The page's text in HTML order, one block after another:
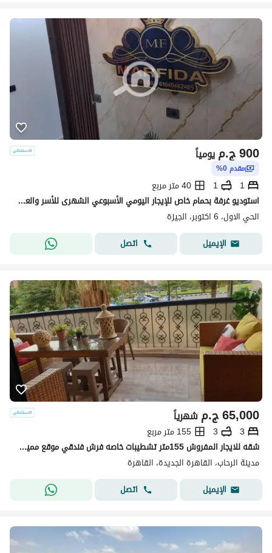
ج.م900 يومياً
مقدم 0%
1
1
40 متر مربع
استوديو غرفة بحمام خاص للإيجار اليومي الأسبوعي الشهرى للأسر والعائلات
الحي الاول، 6 اكتوبر، الجيزة
الإيميل
اتصل
ج.م65,000 شهرياً
3
3
155 متر مربع
شقه للايجار المفروش 155متر تشطيبات خاصه فرش فندقي موقع مميز جدا في مدينه الرحاب التجمع الاول القاهره الجديده_Rehab City, First Settlement, New Cairo.
مدينة الرحاب، القاهرة الجديدة، القاهرة
الإيميل
اتصل